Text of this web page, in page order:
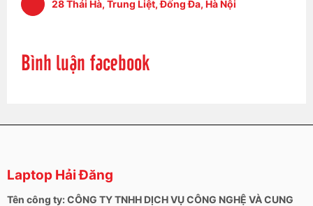
28 Thái Hà, Trung Liệt, Đống Đa, Hà Nội
Bình luận facebook
Laptop Hải Đăng
Tên công ty: CÔNG TY TNHH DỊCH VỤ CÔNG NGHỆ VÀ CUNG